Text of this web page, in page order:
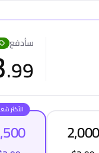
سأدفع
.99
2,000
الأكثر